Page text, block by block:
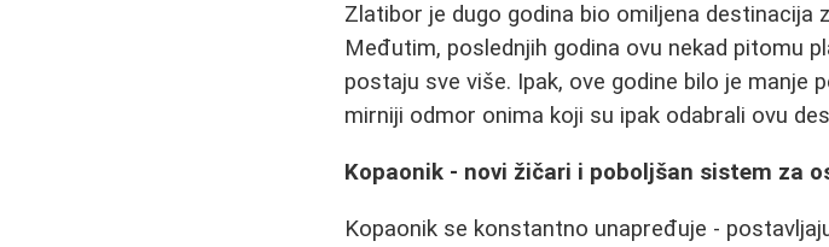
Zlatibor je dugo godina bio omiljena
Međutim, poslednjih godina ovu nekad pitomu
postaju sve više. Ipak, ove godine bilo je
mirniji odmor onima koji su ipak odabrali ovu
Kopaonik - novi žičari i poboljšan sistem za
Kopaonik se konstantno unapređuje -